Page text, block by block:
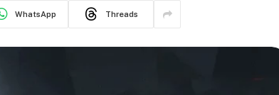
WhatsApp Threads